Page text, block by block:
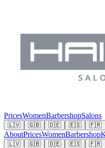
PricesWomenBarbershopSalons
🇱🇻 🇬🇧 🇩🇪 🇪🇸 🇫🇷
AboutPricesWomenBarbershop
🇱🇻 🇬🇧 🇩🇪 🇪🇸 🇫🇷